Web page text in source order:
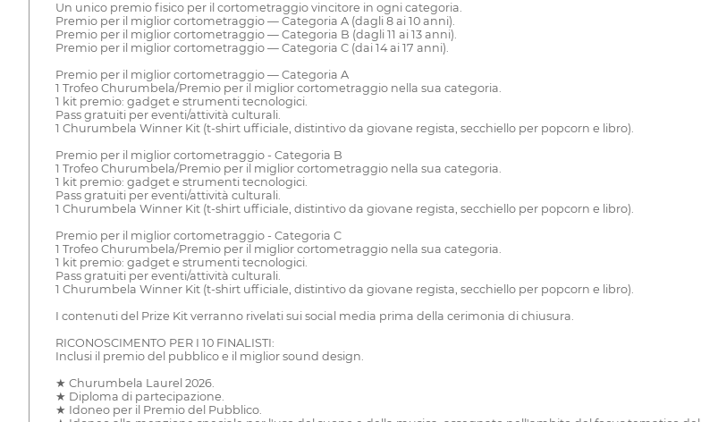
Un unico premio fisico per il cortometraggio vincitore in ogni categoria.
Premio per il miglior cortometraggio — Categoria A (dagli 8 ai 10 anni).
Premio per il miglior cortometraggio — Categoria B (dagli 11 ai 13 anni).
Premio per il miglior cortometraggio — Categoria C (dai 14 ai 17 anni).
Premio per il miglior cortometraggio — Categoria A
1 Trofeo Churumbela/Premio per il miglior cortometraggio nella sua categoria.
1 kit premio: gadget e strumenti tecnologici.
Pass gratuiti per eventi/attività culturali.
1 Churumbela Winner Kit (t-shirt ufficiale, distintivo da giovane regista, secchiello per popcorn e libro).
Premio per il miglior cortometraggio - Categoria B
1 Trofeo Churumbela/Premio per il miglior cortometraggio nella sua categoria.
1 kit premio: gadget e strumenti tecnologici.
Pass gratuiti per eventi/attività culturali.
1 Churumbela Winner Kit (t-shirt ufficiale, distintivo da giovane regista, secchiello per popcorn e libro).
Premio per il miglior cortometraggio - Categoria C
1 Trofeo Churumbela/Premio per il miglior cortometraggio nella sua categoria.
1 kit premio: gadget e strumenti tecnologici.
Pass gratuiti per eventi/attività culturali.
1 Churumbela Winner Kit (t-shirt ufficiale, distintivo da giovane regista, secchiello per popcorn e libro).
I contenuti del Prize Kit verranno rivelati sui social media prima della cerimonia di chiusura.
RICONOSCIMENTO PER I 10 FINALISTI:
Inclusi il premio del pubblico e il miglior sound design.
★ Churumbela Laurel 2026.
★ Diploma di partecipazione.
★ Idoneo per il Premio del Pubblico.